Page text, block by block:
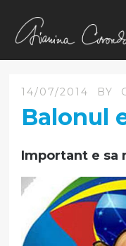
14/07/2014 BY
Balonul
Important e sa